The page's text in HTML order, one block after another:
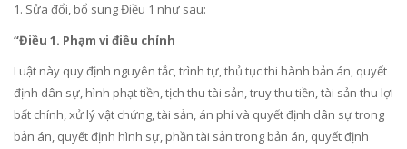
1. Sửa đổi, bổ sungĐiều 1 như sau:
“Điều 1. Phạm vi điều chỉnh
Luật này quy định nguyên tắc, trình tự, thủ tục thi hành bản án, quyết
định dân sự, hình phạt tiền, tịch thu tài sản, truy thu tiền, tài sản thu lợi
bất chính, xử lý vật chứng, tài sản, án phí và quyết định dân sự trong
bản án, quyết định hình sự, phần tài sản trong bản án, quyết định